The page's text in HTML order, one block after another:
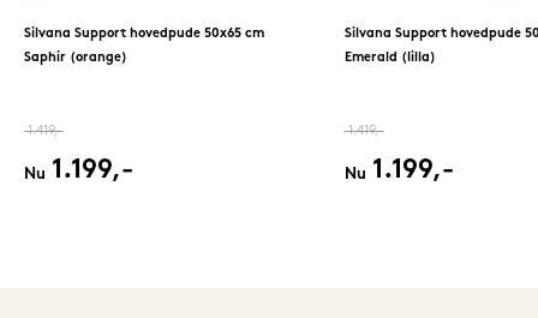
Silvana Support hovedpude 50x65 cm
Saphir (orange)
1.419,-
Nu 1.199,-
Silvana Support hovedpude
Emerald (lilla)
1.419,-
Nu 1.199,-